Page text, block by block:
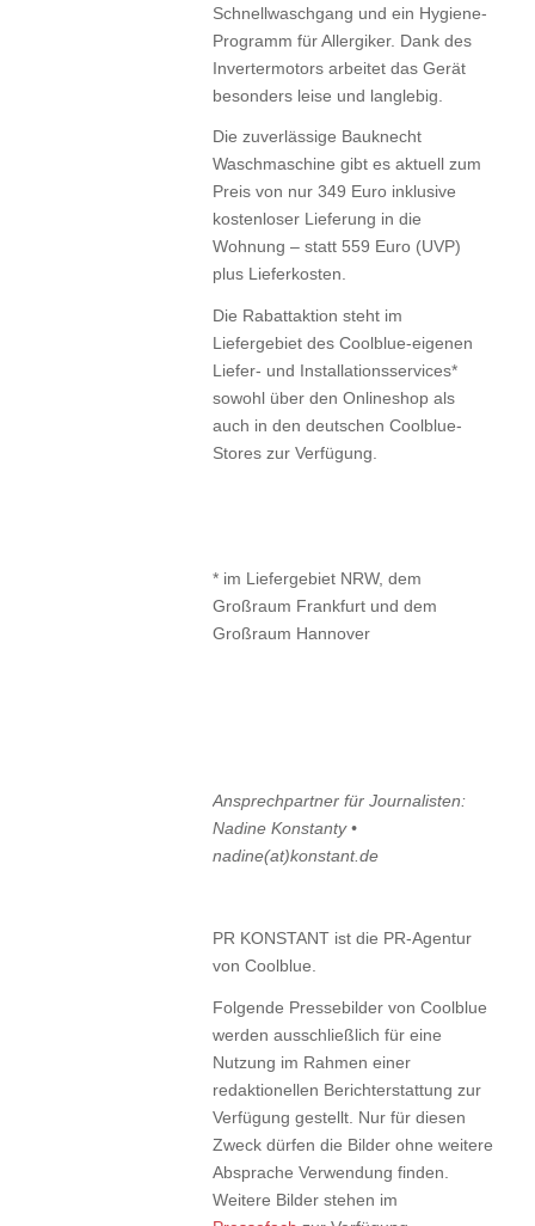
Schnellwaschgang und ein Hygiene-
Programm für Allergiker. Dank des
Invertermotors arbeitet das Gerät
besonders leise und langlebig.
Die zuverlässige Bauknecht
Waschmaschine gibt es aktuell zum
Preis von nur 349 Euro inklusive
kostenloser Lieferung in die
Wohnung – statt 559 Euro (UVP)
plus Lieferkosten.
Die Rabattaktion steht im
Liefergebiet des Coolblue-eigenen
Liefer- und Installationsservices*
sowohl über den Onlineshop als
auch in den deutschen Coolblue-
Stores zur Verfügung.
* im Liefergebiet NRW, dem
Großraum Frankfurt und dem
Großraum Hannover
Ansprechpartner für Journalisten:
Nadine Konstanty •
nadine(at)konstant.de
PR KONSTANT ist die PR-Agentur
von Coolblue.
Folgende Pressebilder von Coolblue
werden ausschließlich für eine
Nutzung im Rahmen einer
redaktionellen Berichterstattung zur
Verfügung gestellt. Nur für diesen
Zweck dürfen die Bilder ohne weitere
Absprache Verwendung finden.
Weitere Bilder stehen im